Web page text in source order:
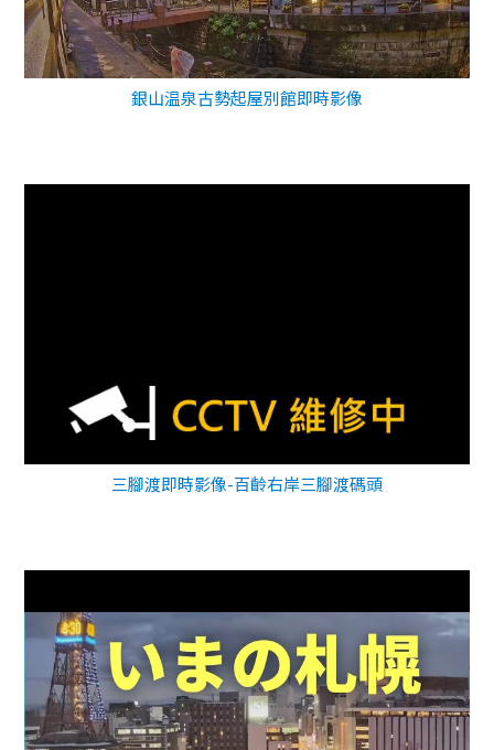
銀山温泉古勢起屋別館即時影像
三腳渡即時影像-百齡右岸三腳渡碼頭